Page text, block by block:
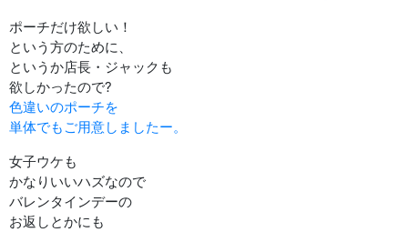
ポーチだけ欲しい！
という方のために、
というか店長・ジャックも
欲しかったので?
色違いのポーチを
単体でもご用意しましたー。
女子ウケも
かなりいいハズなので
バレンタインデーの
お返しとかにも